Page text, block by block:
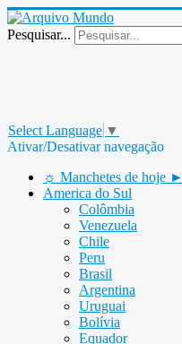
Pesquisar...
Select Language ▼
Ativar/Desativar navegação
☼ Manchetes de hoje ►
America do Sul
Colômbia
Venezuela
Chile
Peru
Brasil
Argentina
Uruguai
Bolívia
Equador